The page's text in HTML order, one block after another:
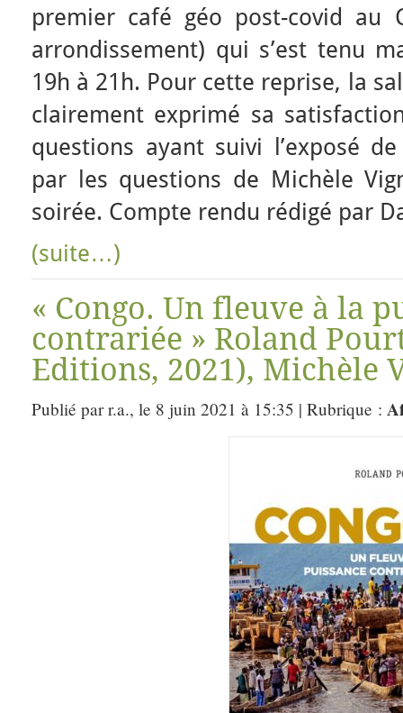
premier café géo post-covid au
arrondissement) qui s’est tenu
19h à 21h. Pour cette reprise, la
clairement exprimé sa
questions ayant suivi l’exposé
par les questions de Michèle
soirée. Compte rendu rédigé par
(suite…)
« Congo. Un fleuve à la
contrariée » Roland
Editions, 2021), Michèle
Publié par r.a., le 8 juin 2021 à 15:35 | Rubrique :